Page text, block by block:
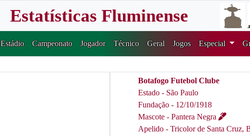
Estatísticas Fluminense
Estádio Campeonato Jogador Técnico Geral Jogos Especial
Botafogo Futebol Clube
Estado - São Paulo
Fundação - 12/10/1918
Mascote - Pantera Negra
Apelido - Tricolor de Santa Cruz,